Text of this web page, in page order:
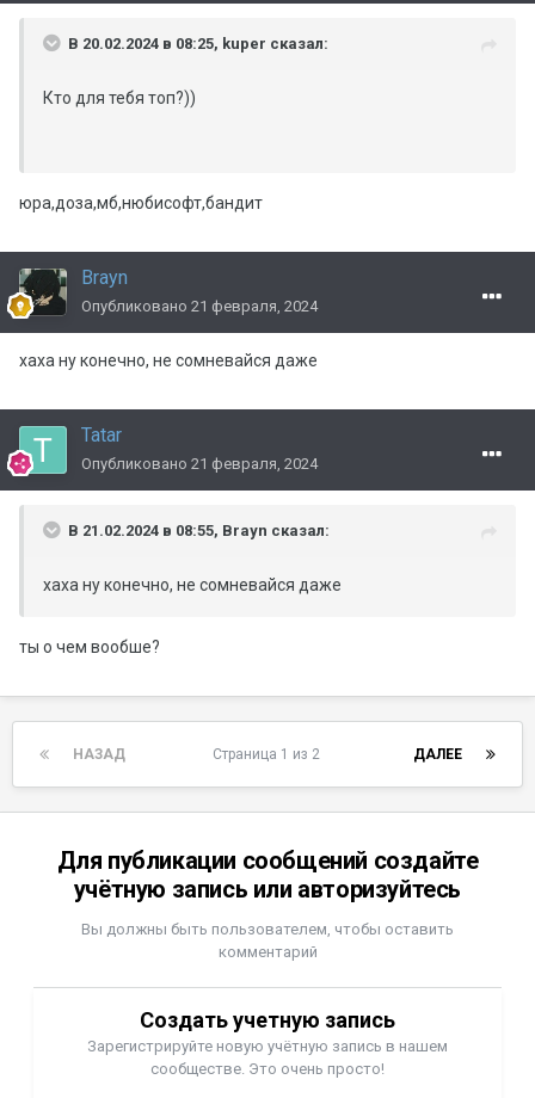
В 20.02.2024 в 08:25, kuper сказал:
Кто для тебя топ?))
юра,доза,мб,нюбисофт,бандит
Brayn
Опубликовано 21 февраля, 2024
хаха ну конечно, не сомневайся даже
Tatar
Опубликовано 21 февраля, 2024
В 21.02.2024 в 08:55, Brayn сказал:
хаха ну конечно, не сомневайся даже
ты о чем вообше?
НАЗАД ДАЛЕЕ
Страница 1 из 2
Для публикации сообщений создайте
учётную запись или авторизуйтесь
Вы должны быть пользователем, чтобы оставить
комментарий
Создать учетную запись
Зарегистрируйте новую учётную запись в нашем
сообществе. Это очень просто!